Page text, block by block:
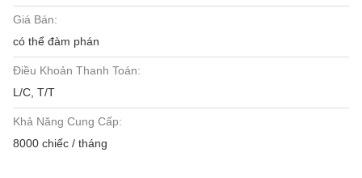
Giá Bán:
có thể đàm phán
Điều Khoản Thanh Toán:
L/C, T/T
Khả Năng Cung Cấp:
8000 chiếc / tháng